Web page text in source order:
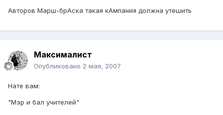
Авторов Марш-брАска такая кАмпания должна утешить
Максималист
Опубликовано 2 мая, 2007
Нате вам:
"Мэр и бал учителей"